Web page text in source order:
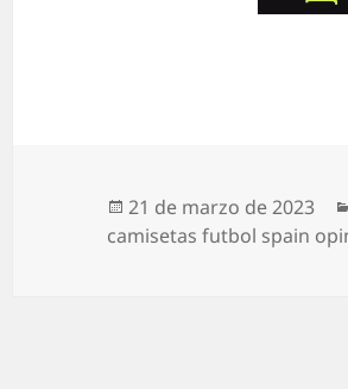
Publicado
el
21 de marzo de 2023
camisetas futbol spain